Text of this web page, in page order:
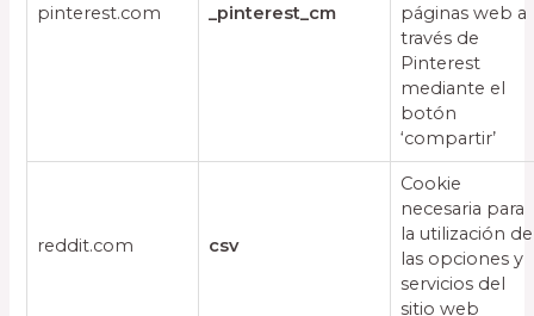
pinterest.com _pinterest_cm
páginas web a
través de
Pinterest
mediante el
botón
‘compartir’
reddit.com csv
Cookie
necesaria para
la utilización de
las opciones y
servicios del
sitio web